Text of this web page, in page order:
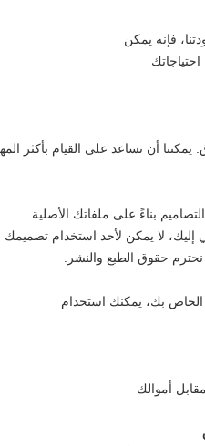
فإنه يمكن
أن نساعد على القيام بأكثر
بناءً على ملفاتك الأصلية
إليك، لا يمكن لأحد استخدام تصميمك
حقوق الطبع والنشر.
الخاص بك، يمكنك استخدام
أموالك